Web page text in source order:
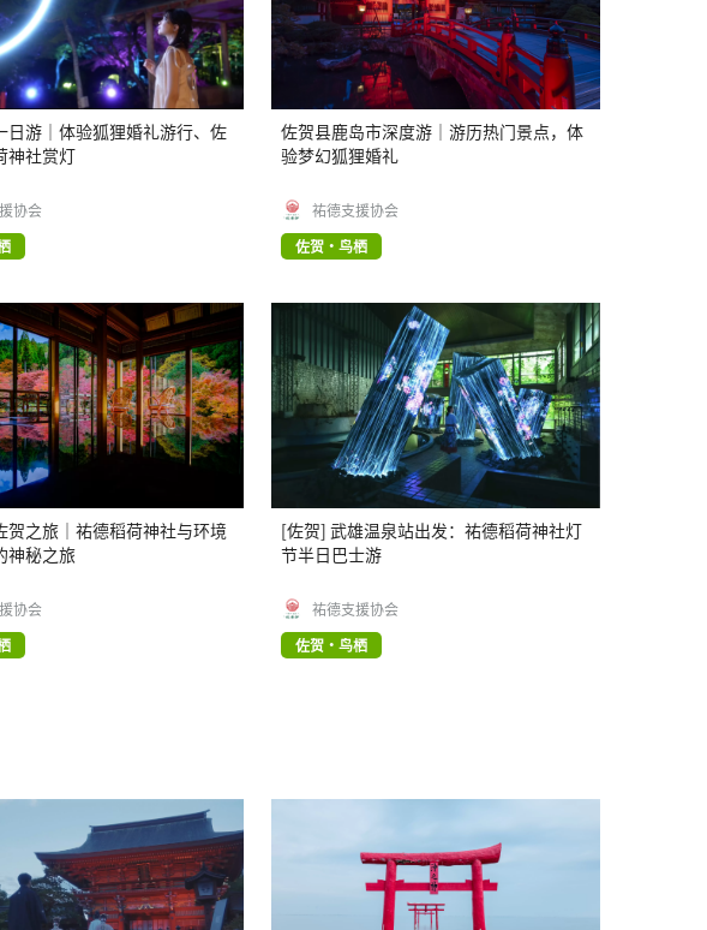
日游｜体验狐狸婚礼游行、佐
神社赏灯
协会
佐贺县鹿岛市深度游｜游历热门景点，体
验梦幻狐狸婚礼
祐德支援协会
佐贺・鸟栖
贺之旅｜祐德稻荷神社与环境
神秘之旅
协会
[佐贺] 武雄温泉站出发：祐德稻荷神社灯
节半日巴士游
祐德支援协会
佐贺・鸟栖